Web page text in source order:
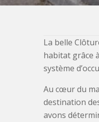
La belle
habitat grâce
système
Au cœur du
destination
avons